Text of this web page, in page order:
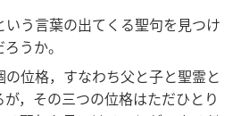
いう言葉の出てくる聖句を見つけ
うか。
位格，すなわち父と子と聖霊と
，その三つの位格はただひとり